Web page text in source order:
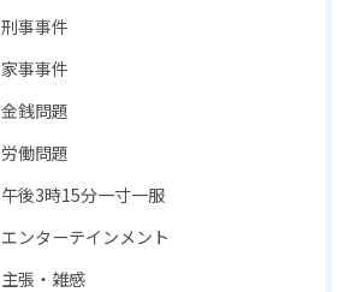
刑事事件
家事事件
金銭問題
労働問題
午後3時15分一寸一服
エンターテインメント
主張・雑感